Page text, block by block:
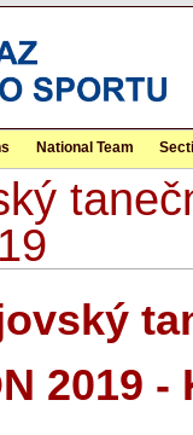
National Team
2019 -